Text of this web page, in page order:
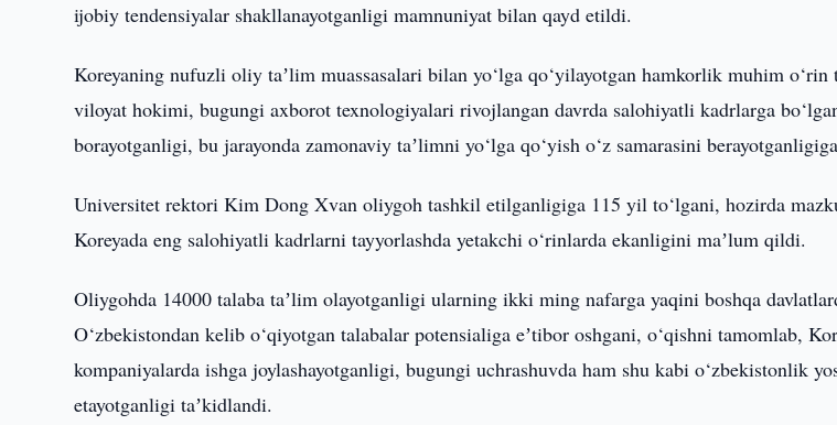
ijobiy tendensiyalar shakllanayotganligi mamnuniyat bilan qayd etildi.
Koreyaning nufuzli oliy taʼlim muassasalari bilan yo‘lga qo‘yilayotgan hamkorlik muhim
viloyat hokimi, bugungi axborot texnologiyalari rivojlangan davrda salohiyatli kadrlarga
borayotganligi, bu jarayonda zamonaviy taʼlimni yo‘lga qo‘yish o‘z samarasini
Universitet rektori Kim Dong Xvan oliygoh tashkil etilganligiga 115 yil to‘lgani, hozirda
Koreyada eng salohiyatli kadrlarni tayyorlashda yetakchi o‘rinlarda ekanligini maʼlum qildi.
Oliygohda 14000 talaba taʼlim olayotganligi ularning ikki ming nafarga yaqini boshqa
O‘zbekistondan kelib o‘qiyotgan talabalar potensialiga eʼtibor oshgani, o‘qishni tamomlab,
kompaniyalarda ishga joylashayotganligi, bugungi uchrashuvda ham shu kabi o‘zbekistonlik
etayotganligi taʼkidlandi.